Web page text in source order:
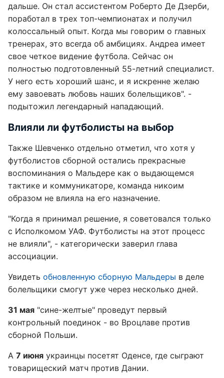
дальше. Он стал ассистентом Роберто Де Дзерби,
поработал в трех топ-чемпионатах и получил
колоссальный опыт. Когда мы говорим о главных
тренерах, это всегда об амбициях. Андреа имеет
свое четкое видение футбола. Сейчас он
полностью подготовленный 55-летний специалист.
У него есть хороший шанс, и я искренне желаю
ему завоевать любовь наших болельщиков". -
подытожил легендарный нападающий.
Влияли ли футболисты на выбор
Также Шевченко отдельно отметил, что хотя у
футболистов сборной остались прекрасные
воспоминания о Мальдере как о выдающемся
тактике и коммуникаторе, команда никоим
образом не влияла на его назначение.
"Когда я принимал решение, я советовался только
с Исполкомом УАФ. Футболисты на этот процесс
не влияли", - категорически заверил глава
ассоциации.
Увидеть обновленную сборную Мальдеры в деле
болельщики смогут уже через несколько дней.
31 мая "сине-желтые" проведут первый
контрольный поединок - во Вроцлаве против
сборной Польши.
А 7 июня украинцы посетят Оденсе, где сыграют
товарищеский матч против Дании.